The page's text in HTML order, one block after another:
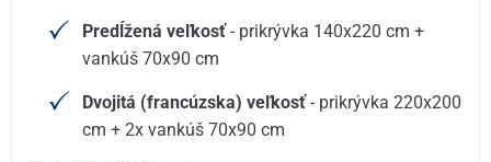
Predĺžená veľkosť- prikrývka 140x220 cm +
vankúš 70x90 cm
Dvojitá (francúzska) veľkosť- prikrývka 220x200
cm + 2x vankúš 70x90 cm